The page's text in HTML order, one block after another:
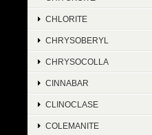
CHLORITE
CHRYSOBERYL
CHRYSOCOLLA
CINNABAR
CLINOCLASE
COLEMANITE